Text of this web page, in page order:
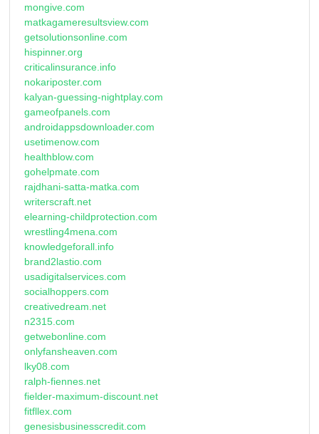
mongive.com
matkagameresultsview.com
getsolutionsonline.com
hispinner.org
criticalinsurance.info
nokariposter.com
kalyan-guessing-nightplay.com
gameofpanels.com
androidappsdownloader.com
usetimenow.com
healthblow.com
gohelpmate.com
rajdhani-satta-matka.com
writerscraft.net
elearning-childprotection.com
wrestling4mena.com
knowledgeforall.info
brand2lastio.com
usadigitalservices.com
socialhoppers.com
creativedream.net
n2315.com
getwebonline.com
onlyfansheaven.com
lky08.com
ralph-fiennes.net
fielder-maximum-discount.net
fitfllex.com
genesisbusinesscredit.com